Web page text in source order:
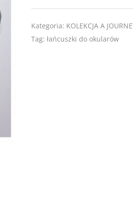
Kategoria: KOLEKCJA A
Tag: łańcuszki do okularów